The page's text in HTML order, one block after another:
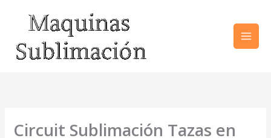
contenido
Circuit Sublimación Tazas en